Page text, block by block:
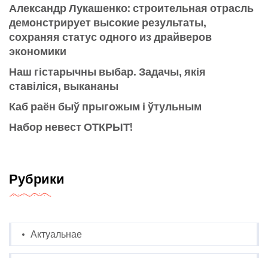
Александр Лукашенко: строительная отрасль
демонстрирует высокие результаты,
сохраняя статус одного из драйверов
экономики
Наш гістарычны выбар. Задачы, якія
ставіліся, выкананы
Каб раён быў прыгожым і ўтульным
Набор невест ОТКРЫТ!
Рубрики
Актуальнае